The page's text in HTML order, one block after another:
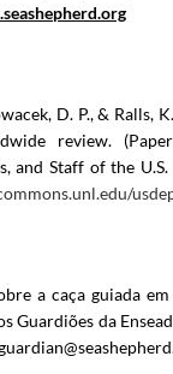
D. P., & Ralls,
review.
and Staff of the
a caça guiada
Guardiões da